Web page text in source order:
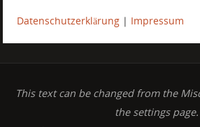
Datenschutzerklärung | Impressum
This text can be changed from the
the settings page.